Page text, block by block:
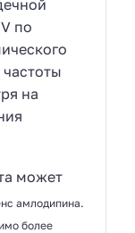
по
на
может
амлодипина.
более